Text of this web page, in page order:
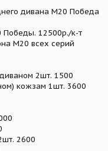
дивана М20 Победа
Победы. 12500р./к-т
М20 всех серий
2шт. 1500
кожзам 1шт. 3600
2600